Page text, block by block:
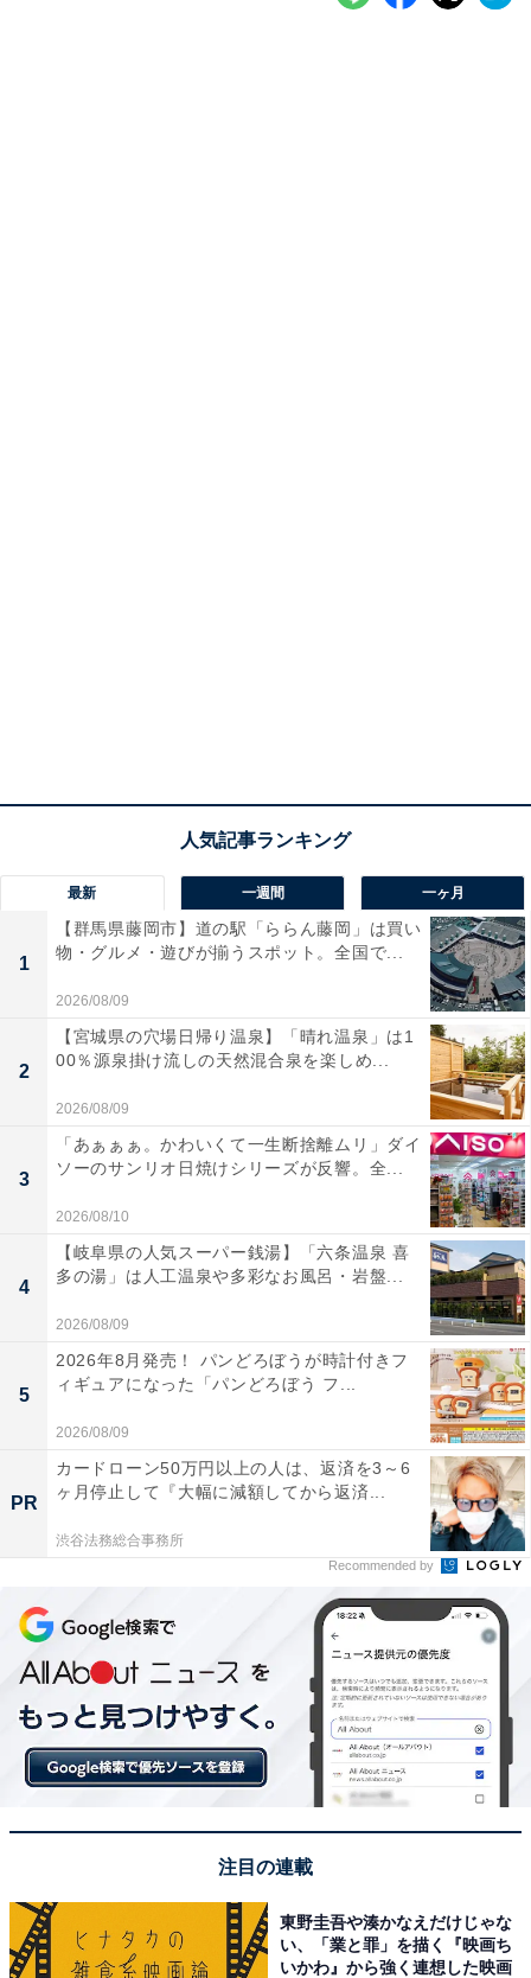
最新 一週間 一ヶ月
1
【群馬県藤岡市】道の駅「ららん藤岡」は買い
物・グルメ・遊びが揃うスポット。全国で...
2026/08/09
2
【宮城県の穴場日帰り温泉】「晴れ温泉」は1
00％源泉掛け流しの天然混合泉を楽しめ...
2026/08/09
3
「あぁぁぁ。かわいくて一生断捨離ムリ」ダイ
ソーのサンリオ日焼けシリーズが反響。全...
2026/08/10
4
【岐阜県の人気スーパー銭湯】「六条温泉 喜
多の湯」は人工温泉や多彩なお風呂・岩盤...
2026/08/09
5
2026年8月発売！ パンどろぼうが時計付きフ
ィギュアになった「パンどろぼう フ...
2026/08/09
PR
カードローン50万円以上の人は、返済を3～6
ヶ月停止して『大幅に減額してから返済...
渋谷法務総合事務所
Recommended by
注目の連載
東野圭吾や湊かなえだけじゃな
い、「業と罪」を描く『映画ち
いかわ』から強く連想した映画